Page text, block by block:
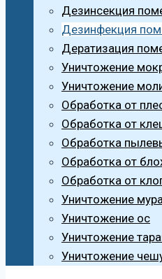
Дезинсекция
Дезинфекция
Дератизация
Уничтожение
Уничтожение
Обработка от
Обработка от
Обработка
Обработка от
Обработка от
Уничтожение
Уничтожение ос
Уничтожение
Уничтожение